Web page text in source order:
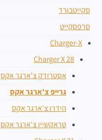
סקייטבורד
סרפסקייט
Charger-X
Charger X 28
אסטרודק צ'ארגר אקס
גרייפ צ'ארגר אקס
הידרו צ'ארגר אקס
טראקשיין צ'ארגר אקס